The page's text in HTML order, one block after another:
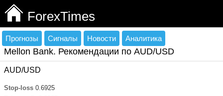
ForexTimes
Прогнозы Сигналы Новости Аналитика
Mellon Bank. Рекомендации по AUD/USD
AUD/USD
Stop-loss 0.6925